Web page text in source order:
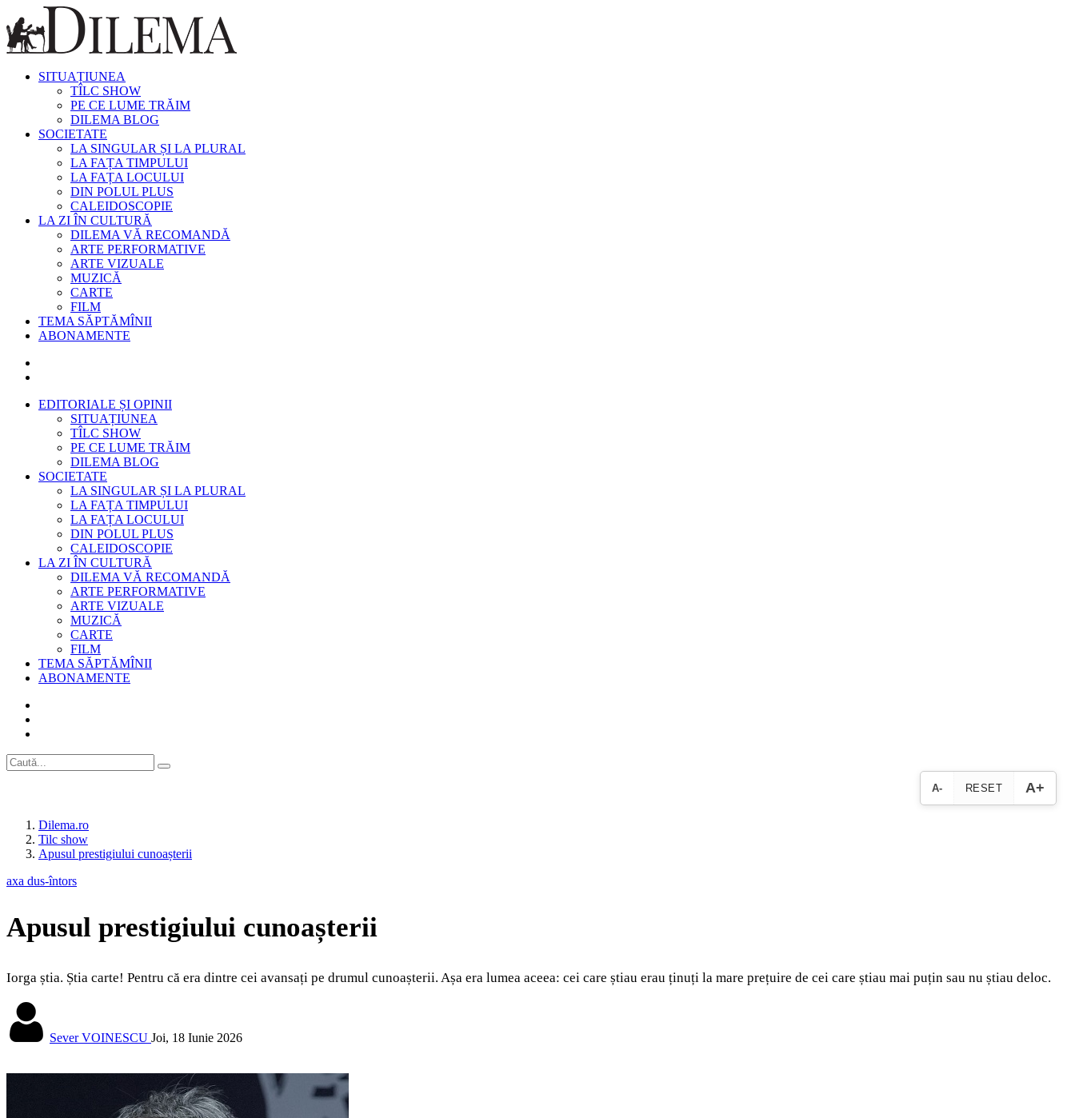
SITUAȚIUNEA
TÎLC SHOW
PE CE LUME TRĂIM
DILEMA BLOG
SOCIETATE
LA SINGULAR ȘI LA PLURAL
LA FAȚA TIMPULUI
LA FAȚA LOCULUI
DIN POLUL PLUS
CALEIDOSCOPIE
LA ZI ÎN CULTURĂ
DILEMA VĂ RECOMANDĂ
ARTE PERFORMATIVE
ARTE VIZUALE
MUZICĂ
CARTE
FILM
TEMA SĂPTĂMÎNII
ABONAMENTE
EDITORIALE ȘI OPINII
SITUAȚIUNEA
TÎLC SHOW
PE CE LUME TRĂIM
DILEMA BLOG
SOCIETATE
LA SINGULAR ȘI LA PLURAL
LA FAȚA TIMPULUI
LA FAȚA LOCULUI
DIN POLUL PLUS
CALEIDOSCOPIE
LA ZI ÎN CULTURĂ
DILEMA VĂ RECOMANDĂ
ARTE PERFORMATIVE
ARTE VIZUALE
MUZICĂ
CARTE
FILM
TEMA SĂPTĂMÎNII
ABONAMENTE
A- RESET A+
Dilema.ro
Tilc show
Apusul prestigiului cunoașterii
axa dus-întors
Apusul prestigiului cunoașterii
Iorga știa. Știa carte! Pentru că era dintre cei avansați pe drumul cunoașterii. Așa era lumea aceea: cei care știau erau ținuți la mare prețuire de cei care știau mai puțin sau nu știau deloc.
Sever VOINESCU Joi, 18 Iunie 2026